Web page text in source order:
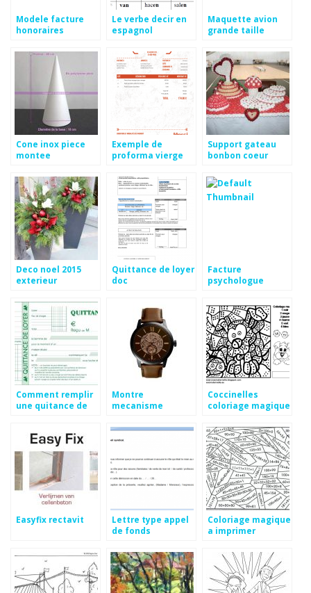
Modele facture
honoraires
Le verbe decir en
espagnol
Maquette avion
grande taille
Cone inox piece
montee
Exemple de
proforma vierge
Support gateau
bonbon coeur
Deco noel 2015
exterieur
Quittance de loyer
doc
Facture
psychologue
Comment remplir
une quitance de
Montre
mecanisme
Coccinelles
coloriage magique
Easyfix rectavit
Lettre type appel
de fonds
Coloriage magique
a imprimer